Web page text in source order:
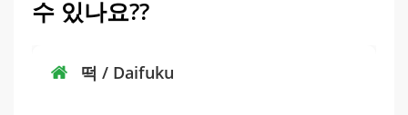
수 있나요??
떡 / Daifuku